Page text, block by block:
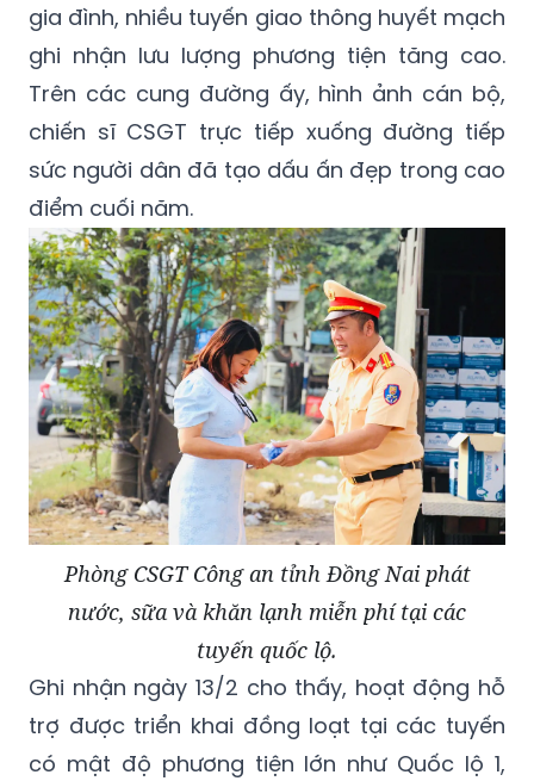
gia đình, nhiều tuyến giao thông huyết mạch
ghi nhận lưu lượng phương tiện tăng cao.
Trên các cung đường ấy, hình ảnh cán bộ,
chiến sĩ CSGT trực tiếp xuống đường tiếp
sức người dân đã tạo dấu ấn đẹp trong cao
điểm cuối năm.
Phòng CSGT Công an tỉnh Đồng Nai phát
nước, sữa và khăn lạnh miễn phí tại các
tuyến quốc lộ.
Ghi nhận ngày 13/2 cho thấy, hoạt động hỗ
trợ được triển khai đồng loạt tại các tuyến
có mật độ phương tiện lớn như Quốc lộ 1,